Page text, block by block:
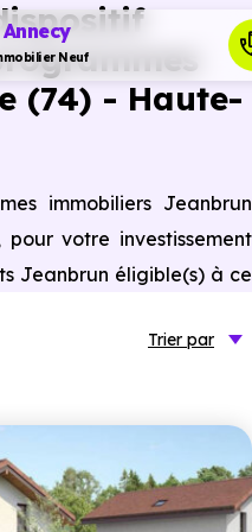
Annecy
Neuf
(74) - Haute-
immobiliers Jeanbrun
votre investissement
Jeanbrun éligible(s) à ce
Trier par